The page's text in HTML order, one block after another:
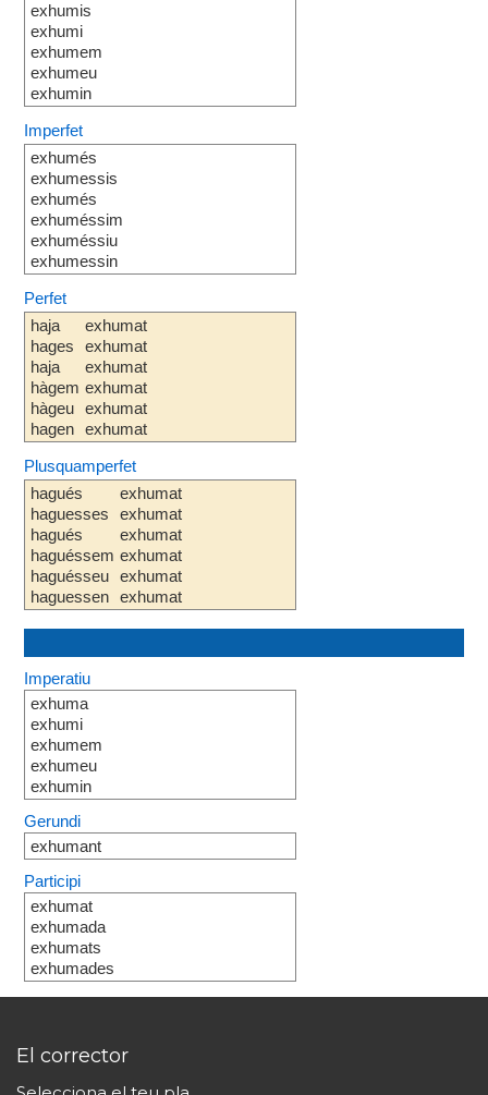
exhumis
exhumi
exhumem
exhumeu
exhumin
Imperfet
exhumés
exhumessis
exhumés
exhuméssim
exhuméssiu
exhumessin
Perfet
haja
hages
haja
hàgem
hàgeu
hagen
exhumat
exhumat
exhumat
exhumat
exhumat
exhumat
Plusquamperfet
hagués
haguesses
hagués
haguéssem
haguésseu
haguessen
exhumat
exhumat
exhumat
exhumat
exhumat
exhumat
Imperatiu
exhuma
exhumi
exhumem
exhumeu
exhumin
Gerundi
exhumant
Participi
exhumat
exhumada
exhumats
exhumades
El corrector